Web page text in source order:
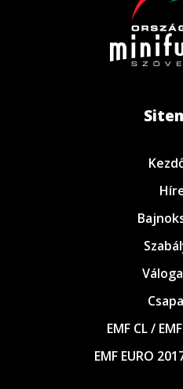
EMF CL /
EMF EURO